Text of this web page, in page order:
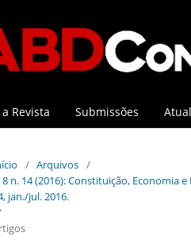
Revista Submissões Atual
/ Arquivos /
8 n. 14 (2016): Constituição, Economia
jan./jul. 2016.